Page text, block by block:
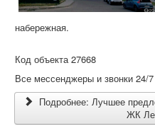
набережная.
Код объекта 27668
Все мессенджеры и звонки 24/
Подробнее: Лучшее
ЖК